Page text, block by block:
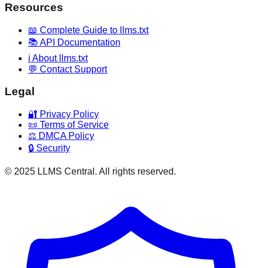
Resources
📖 Complete Guide to llms.txt
📚 API Documentation
ℹ️ About llms.txt
💬 Contact Support
Legal
🔐 Privacy Policy
📜 Terms of Service
⚖️ DMCA Policy
🔒 Security
© 2025 LLMS Central. All rights reserved.